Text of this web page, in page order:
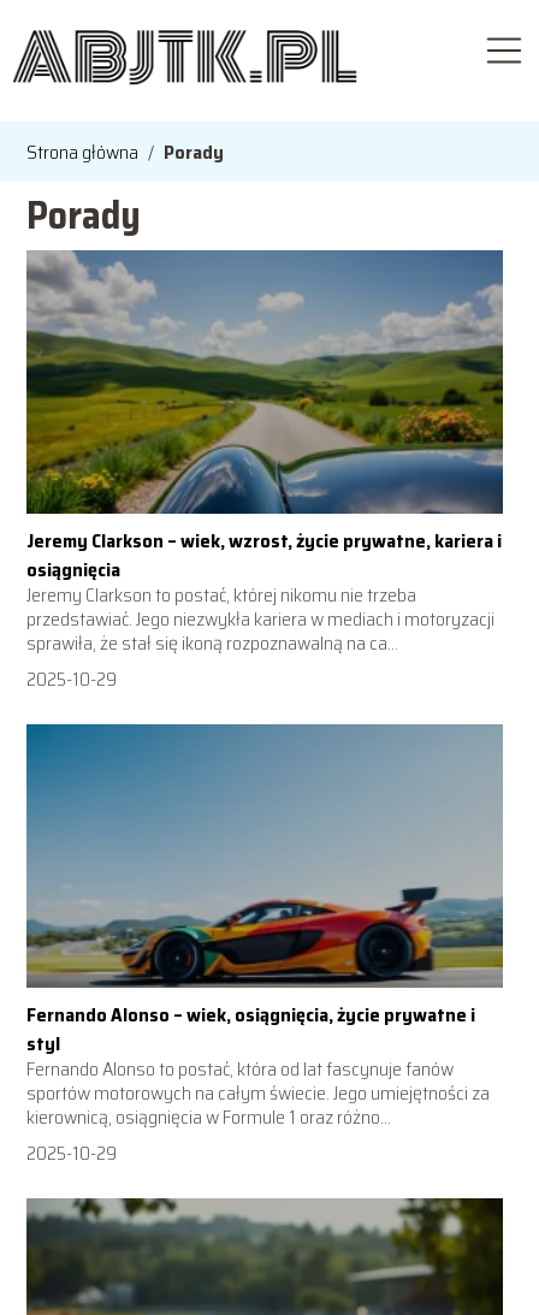
Strona główna / Porady
Porady
Jeremy Clarkson – wiek, wzrost, życie prywatne, kariera i
osiągnięcia
Jeremy Clarkson to postać, której nikomu nie trzeba
przedstawiać. Jego niezwykła kariera w mediach i motoryzacji
sprawiła, że stał się ikoną rozpoznawalną na ca...
2025-10-29
Fernando Alonso – wiek, osiągnięcia, życie prywatne i
styl
Fernando Alonso to postać, która od lat fascynuje fanów
sportów motorowych na całym świecie. Jego umiejętności za
kierownicą, osiągnięcia w Formule 1 oraz różno...
2025-10-29